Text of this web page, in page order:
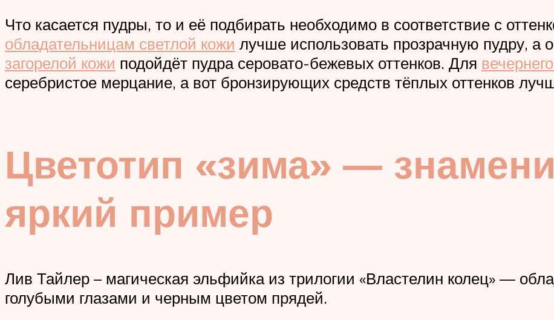
Что касается пудры, то и её подбирать необходимо в соответствие с
обладательницам светлой кожи лучше использовать прозрачную пудру, а
загорелой кожи подойдёт пудра серовато-бежевых оттенков. Для
серебристое мерцание, а вот бронзирующих средств тёплых оттенков
Цветотип «зима» —
яркий пример
Лив Тайлер – магическая эльфийка из трилогии «Властелин колец» —
голубыми глазами и черным цветом прядей.